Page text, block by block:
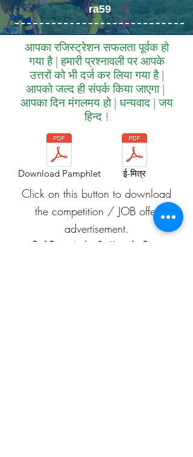
ra59
आपका रजिस्ट्रेशन सफलता पूर्वक हो
गया है | हमारी प्रश्नावली पर आपके
उत्तरों को भी दर्ज कर लिया गया है |
आपको जल्द ही संपर्क किया जाएगा |
आपका दिन मंगलमय हो | धन्यवाद | जय
हिन्द !
Download Pamphlet ई-मित्र
Click on this button to download
the competition / JOB offer
advertisement.
प्रतियोगिता / नौकरी-ऑफ़र के विज्ञापन